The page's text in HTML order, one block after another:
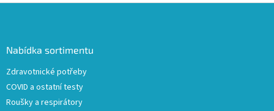
Nabídka sortimentu
Zdravotnické potřeby
COVID a ostatní testy
Roušky a respirátory